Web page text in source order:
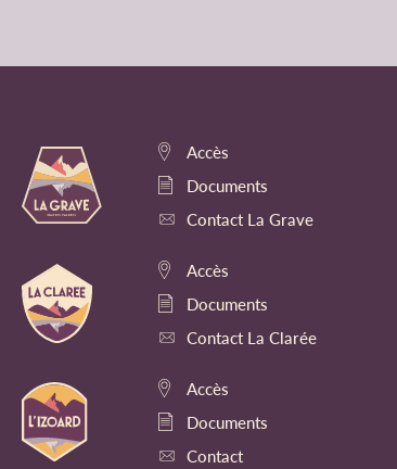
Accès
Documents
Contact La Grave
Accès
Documents
Contact La Clarée
Accès
Documents
Contact